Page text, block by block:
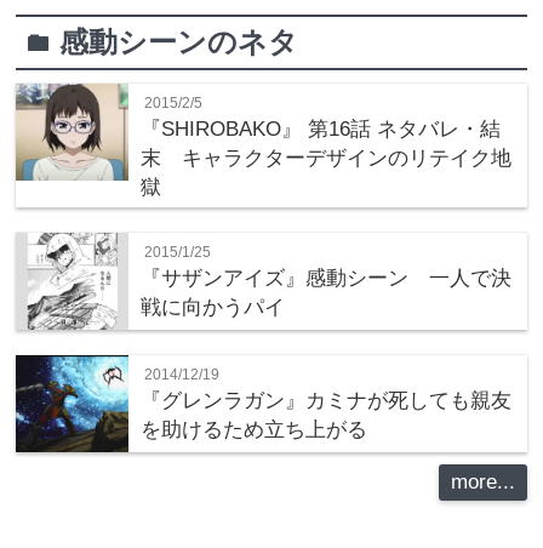
folder感動シーンのネタ
2015/2/5
『SHIROBAKO』 第16話 ネタバレ・結
末 キャラクターデザインのリテイク地
獄
2015/1/25
『サザンアイズ』感動シーン 一人で決
戦に向かうパイ
2014/12/19
『グレンラガン』カミナが死しても親友
を助けるため立ち上がる
more...